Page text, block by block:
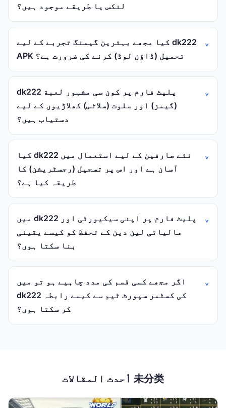
لنکس یا طریقے موجود ہیں؟
کیا مجھے بہترین گیمنگ تجربے کے لیے dk222
APK تحميل (ڈاؤن لوڈ) کرنے کی ضرورت ہے؟
dk222 پلیٹ فارم پر کون سی مشہور لعبة
(گیمز) اور سلوت (سلاٹس) کھلاڑیوں کے لیے
دستیاب ہیں؟
کیا dk222 نئے صارفین کے لیے استعمال میں
آسان ہے اور اس پر تسجيل (رجسٹریشن) کا
طریقہ کیا ہے؟
میں dk222 پلیٹ فارم پر اپنی سیکیورٹی اور
مالیاتی لین دین کے تحفظ کو کیسے یقینی
بنا سکتا ہوں؟
اگر مجھے کسی قسم کی مدد چاہیے ہو تو میں
dk222 کی کسٹمر سپورٹ ٹیم سے کیسے رابطہ
کر سکتا ہوں؟
أحدث المقالات 未分类